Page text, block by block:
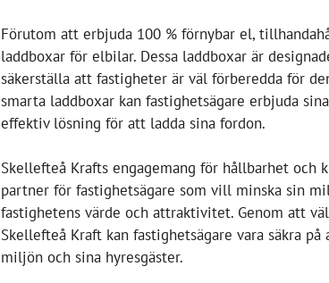
Förutom att erbjuda 100 % förnybar el,
laddboxar för elbilar. Dessa laddboxar är
säkerställa att fastigheter är väl förberedda för
smarta laddboxar kan fastighetsägare erbjuda
effektiv lösning för att ladda sina fordon.
Skellefteå Krafts engagemang för hållbarhet
partner för fastighetsägare som vill minska sin
fastighetens värde och attraktivitet. Genom att
Skellefteå Kraft kan fastighetsägare vara säkra
miljön och sina hyresgäster.